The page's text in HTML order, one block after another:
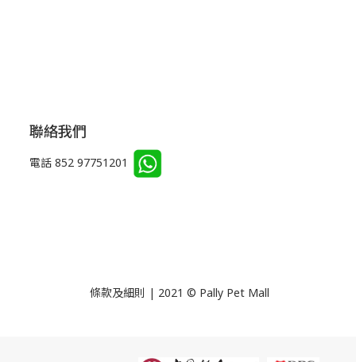
聯絡我們
電話 852 97751201
條款及細則 | 2021 © Pally Pet Mall